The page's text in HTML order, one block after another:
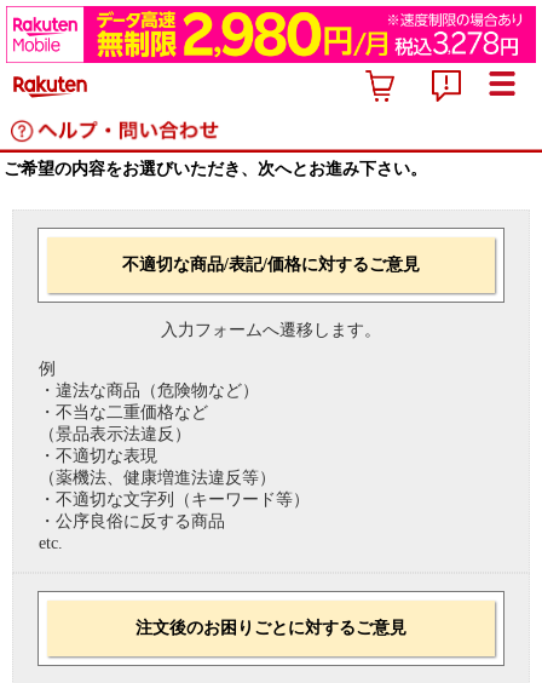
ご希望の内容をお選びいただき、次へとお進み下さい。
不適切な商品/表記/価格に対するご意見
入力フォームへ遷移します。
例
・違法な商品（危険物など）
・不当な二重価格など
（景品表示法違反）
・不適切な表現
（薬機法、健康増進法違反等）
・不適切な文字列（キーワード等）
・公序良俗に反する商品
etc.
注文後のお困りごとに対するご意見